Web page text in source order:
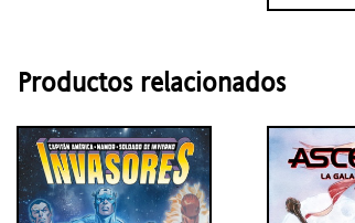
Productos relacionados